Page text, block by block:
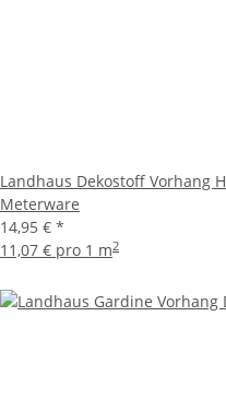
Landhaus Dekostoff Vorhang
Meterware
14,95 € *
11,07 € pro 1 m2